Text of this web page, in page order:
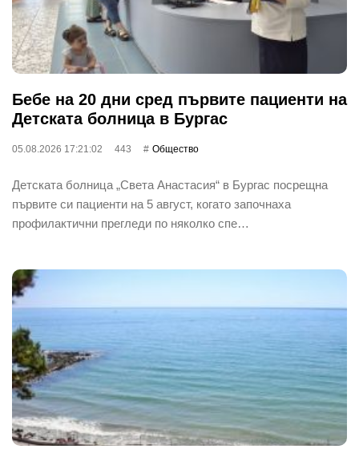
Бебе на 20 дни сред първите пациенти на
Детската болница в Бургас
05.08.2026 17:21:02 443 Общество
Детската болница „Света Анастасия“ в Бургас посрещна
първите си пациенти на 5 август, когато започнаха
профилактични прегледи по няколко спе…